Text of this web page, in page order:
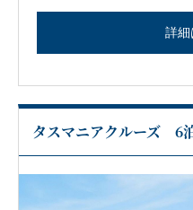
詳細
タスマニアクルーズ 6